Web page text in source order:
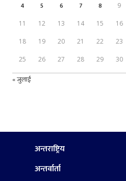
4
5 6 7 8 9
11 12 13 14 15 16
18 19 20 21 22 23
25 26 27 28 29 30
« जुलाई
अन्तराष्ट्रिय
अन्तर्वार्ता